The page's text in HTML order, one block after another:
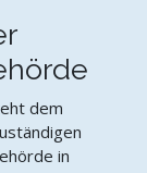
dem
in